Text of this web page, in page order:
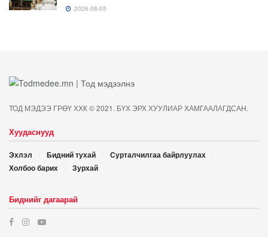
2026-08-05
ТОД МЭДЭЭ ГРӨҮ ХХК © 2021. БҮХ ЭРХ ХУУЛИАР ХАМГААЛАГДСАН.
Хуудаснууд
Эхлэл Бидний тухай
Сурталчилгаа байрлуулах
Холбоо барих
Зурхай
Биднийг дагаарай